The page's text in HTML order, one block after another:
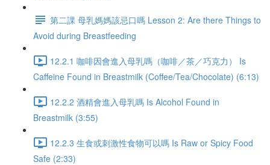
第二課 母乳媽媽該忌口嗎 Lesson 2: Are there Things to
Avoid during Breastfeeding
12.2.1 咖啡因會進入母乳嗎（咖啡／茶／巧克力） Is
Caffeine Found in Breastmilk (Coffee/Tea/Chocolate) (6:13)
12.2.2 酒精會進入母乳嗎 Is Alcohol Found in
Breastmilk (3:55)
12.2.3 生食或刺激性食物可以嗎 Is Raw or Spicy Food
Safe (2:33)